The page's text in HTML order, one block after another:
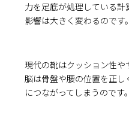
力を足底が処理している
影響は大きく変わるのです。
現代の靴はクッション性や
脳は骨盤や腰の位置を正
につながってしまうのです。